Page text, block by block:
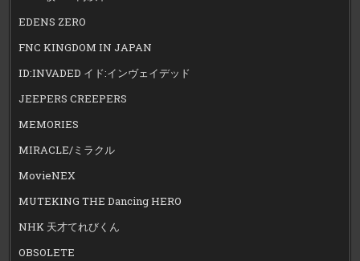
EDENS ZERO
FNC KINGDOM IN JAPAN
ID:INVADED イド:インヴェイデッド
JEEPERS CREEPERS
MEMORIES
MIRACLE/ミラクル
MovieNEX
MUTEKING THE Dancing HERO
NHK 天才てれびくん
OBSOLETE